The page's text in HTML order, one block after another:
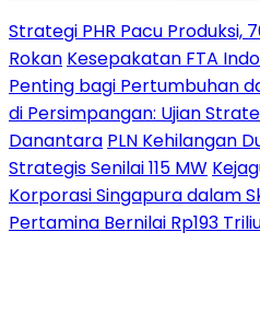
Strategi PHR Pacu Produksi,
Rokan Kesepakatan FTA
Penting bagi Pertumbuhan
di Persimpangan: Ujian
Danantara PLN Kehilangan
Strategis Senilai 115 MW
Korporasi Singapura dalam
Pertamina Bernilai Rp193